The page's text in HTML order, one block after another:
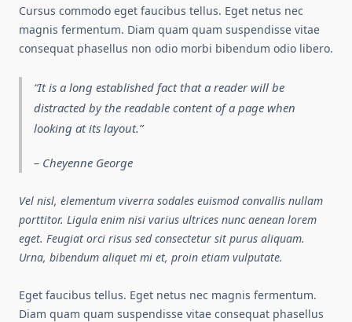
Cursus commodo eget faucibus tellus. Eget netus nec
magnis fermentum. Diam quam quam suspendisse vitae
consequat phasellus non odio morbi bibendum odio libero.
It is a long established fact that a reader will be
distracted by the readable content of a page when
looking at its layout.
– Cheyenne George
Vel nisl, elementum viverra sodales euismod convallis nullam
porttitor. Ligula enim nisi varius ultrices nunc aenean lorem
eget. Feugiat orci risus sed consectetur sit purus aliquam.
Urna, bibendum aliquet mi et, proin etiam vulputate.
Eget faucibus tellus. Eget netus nec magnis fermentum.
Diam quam quam suspendisse vitae consequat phasellus